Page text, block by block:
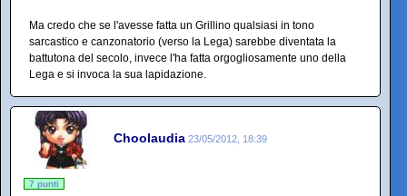
Ma credo che se l'avesse fatta un Grillino qualsiasi in tono
sarcastico e canzonatorio (verso la Lega) sarebbe diventata la
battutona del secolo, invece l'ha fatta orgogliosamente uno della
Lega e si invoca la sua lapidazione.
Choolaudia 23/05/2012, 18:39
7 punti